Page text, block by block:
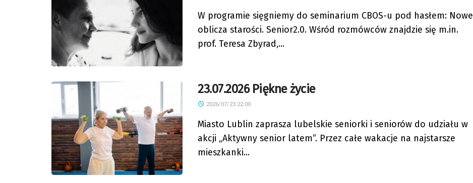
W programie sięgniemy do seminarium CBOS-u pod hasłem: Nowe
oblicza starości. Senior2.0. Wśród rozmówców znajdzie się m.in.
prof. Teresa Zbyrad,...
23.07.2026 Piękne życie
2026/07/23 22:00
Miasto Lublin zaprasza lubelskie seniorki i seniorów do udziału w
akcji „Aktywny senior latem”. Przez całe wakacje na najstarsze
mieszkanki...